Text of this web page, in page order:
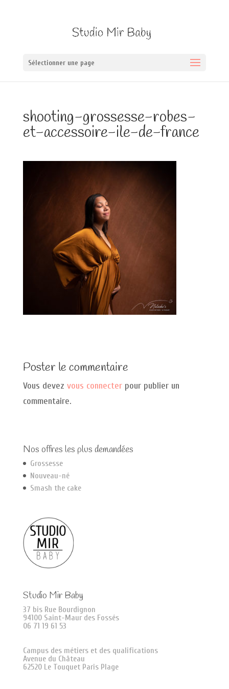
Sélectionner une page
shooting-grossesse-robes-
et-accessoire-ile-de-france
Poster le commentaire
Vous devez vous connecterpour publier un
commentaire.
Nos offres les plus demandées
Grossesse
Nouveau-né
Smash the cake
Studio Mir Baby
37 bis Rue Bourdignon
94100 Saint-Maur des Fossés
06 71 19 61 53
Campus des métiers et des qualifications
Avenue du Château
62520 Le Touquet Paris Plage